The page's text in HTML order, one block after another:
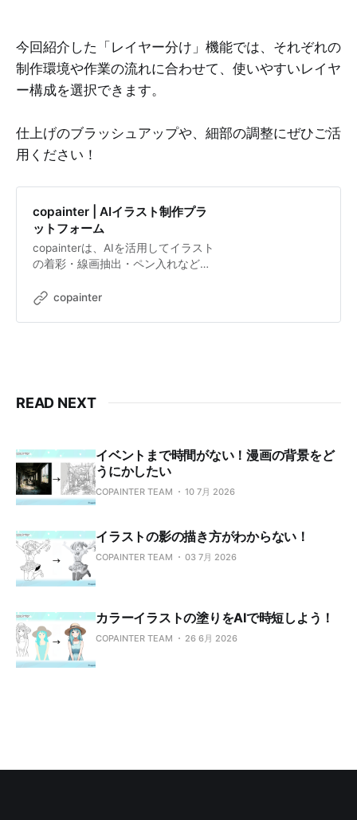
今回紹介した「レイヤー分け」機能では、それぞれの
制作環境や作業の流れに合わせて、使いやすいレイヤ
ー構成を選択できます。
仕上げのブラッシュアップや、細部の調整にぜひご活
用ください！
copainter | AIイラスト制作プラ
ットフォーム
copainterは、AIを活用してイラスト
の着彩・線画抽出・ペン入れなどが
エイターの創作活動を支援します。
copainter
READ NEXT
イベントまで時間がない！漫画の背景をど
うにかしたい
COPAINTER TEAM 10 7月 2026
イラストの影の描き方がわからない！
COPAINTER TEAM 03 7月 2026
カラーイラストの塗りをAIで時短しよう！
COPAINTER TEAM 26 6月 2026